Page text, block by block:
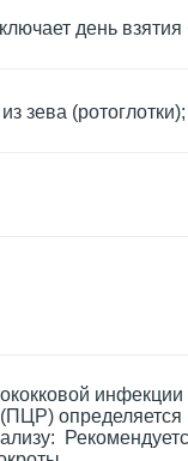
день
зева